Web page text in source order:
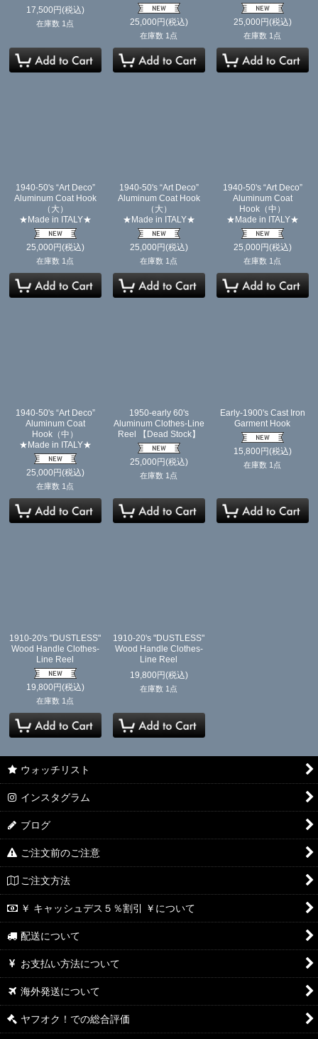
17,500円(税込)
在庫数 1点 25,000円(税込)
在庫数 1点
25,000円(税込)
在庫数 1点
1940-50's “Art Deco”
Aluminum Coat Hook
（大）
★Made in ITALY★
25,000円(税込)
在庫数 1点
1940-50's “Art Deco”
Aluminum Coat Hook
（大）
★Made in ITALY★
25,000円(税込)
在庫数 1点
1940-50's “Art Deco”
Aluminum Coat
Hook（中）
★Made in ITALY★
25,000円(税込)
在庫数 1点
1940-50's “Art Deco”
Aluminum Coat
Hook（中）
★Made in ITALY★
25,000円(税込)
在庫数 1点
1950-early 60's
Aluminum Clothes-Line
Reel 【Dead Stock】
25,000円(税込)
在庫数 1点
Early-1900's Cast Iron
Garment Hook
15,800円(税込)
在庫数 1点
1910-20's "DUSTLESS"
Wood Handle Clothes-
Line Reel
19,800円(税込)
在庫数 1点
1910-20's "DUSTLESS"
Wood Handle Clothes-
Line Reel
19,800円(税込)
在庫数 1点
ウォッチリスト
インスタグラム
ブログ
ご注文前のご注意
ご注文方法
￥ キャッシュデス５％割引 ￥について
配送について
お支払い方法について
海外発送について
ヤフオク！での総合評価